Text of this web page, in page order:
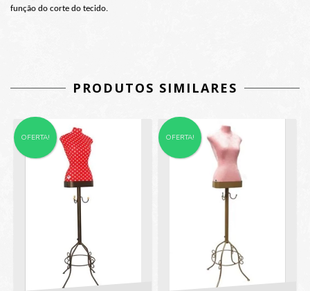
função do corte do tecido.
PRODUTOS SIMILARES
OFERTA! OFERTA!